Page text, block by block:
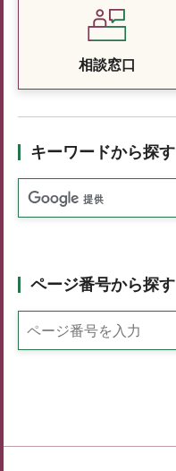
相談窓口
キーワードから探す
ページ番号から探す